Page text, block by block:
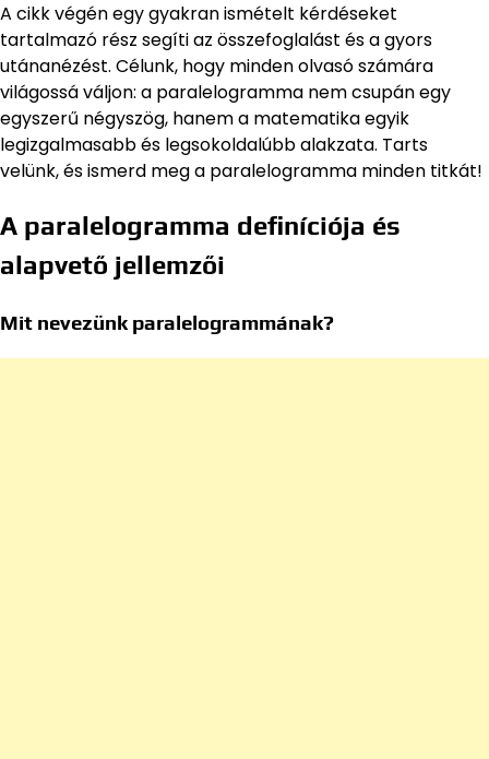
A cikk végén egy gyakran ismételt kérdéseket
tartalmazó rész segíti az összefoglalást és a gyors
utánanézést. Célunk, hogy minden olvasó számára
világossá váljon: a paralelogramma nem csupán egy
egyszerű négyszög, hanem a matematika egyik
legizgalmasabb és legsokoldalúbb alakzata. Tarts
velünk, és ismerd meg a paralelogramma minden titkát!
A paralelogramma definíciója és
alapvető jellemzői
Mit nevezünk paralelogrammának?